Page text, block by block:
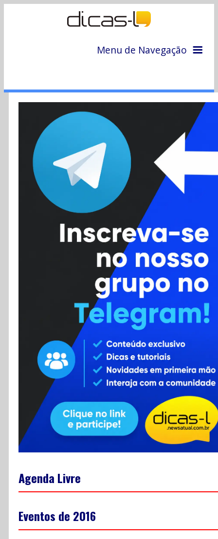
Menu de Navegação
Colunas
Colaboradores
Cursos
Enviar Dica
Contato
RSS
Agenda Livre
Eventos de 2016